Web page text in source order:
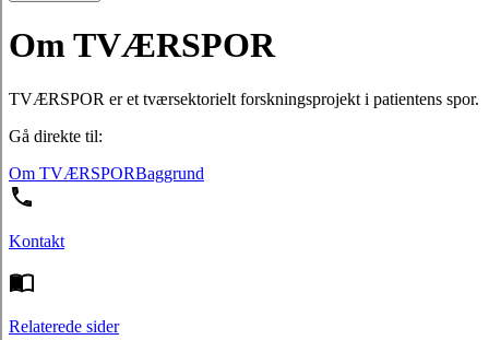
Om TVÆRSPOR
TVÆRSPOR er et tværsektorielt forskningsprojekt i patientens spor.
Gå direkte til:
Om TVÆRSPORBaggrund
Kontakt
Relaterede sider